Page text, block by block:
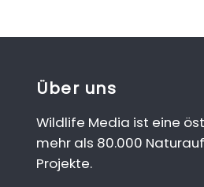
Über uns
Wildlife Media ist eine
mehr als 80.000
Projekte.